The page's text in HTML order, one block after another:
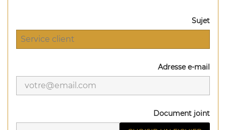
Sujet
Adresse e-mail
Document joint